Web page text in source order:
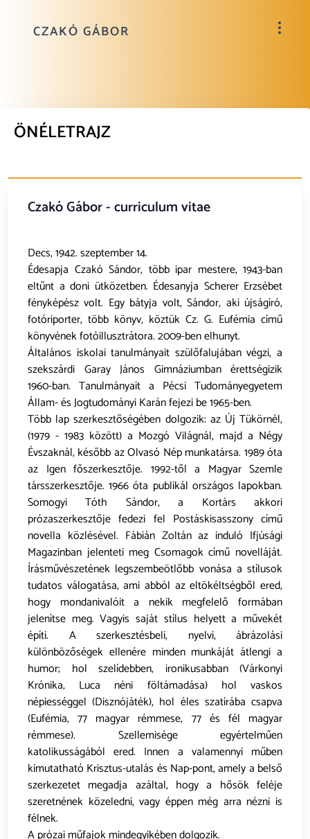
CZAKÓ GÁBOR
ÖNÉLETRAJZ
Czakó Gábor - curriculum vitae
Decs, 1942. szeptember 14.
Édesapja Czakó Sándor, több ipar mestere, 1943-ban
eltűnt a doni ütközetben. Édesanyja Scherer Erzsébet
fényképész volt. Egy bátyja volt, Sándor, aki újságíró,
fotóriporter, több könyv, köztük Cz. G. Eufémia című
könyvének fotóillusztrátora. 2009-ben elhunyt.
Általános iskolai tanulmányait szülőfalujában végzi, a
szekszárdi Garay János Gimnáziumban érettségizik
1960-ban. Tanulmányait a Pécsi Tudományegyetem
Állam- és Jogtudományi Karán fejezi be 1965-ben.
Több lap szerkesztőségében dolgozik: az Új Tükörnél,
(1979 - 1983 között) a Mozgó Világnál, majd a Négy
Évszaknál, később az Olvasó Nép munkatársa. 1989 óta
az Igen főszerkesztője. 1992-től a Magyar Szemle
társszerkesztője. 1966 óta publikál országos lapokban.
Somogyi Tóth Sándor, a Kortárs akkori
prózaszerkesztője fedezi fel Postáskisasszony című
novella közlésével. Fábián Zoltán az induló Ifjúsági
Magazinban jelenteti meg Csomagok című novelláját.
Írásművészetének legszembeötlőbb vonása a stílusok
tudatos válogatása, ami abból az eltökéltségből ered,
hogy mondanivalóit a nekik megfelelő formában
jelenítse meg. Vagyis saját stílus helyett a művekét
építi. A szerkesztésbeli, nyelvi, ábrázolási
különbözőségek ellenére minden munkáját átlengi a
humor; hol szelídebben, ironikusabban (Várkonyi
Krónika, Luca néni föltámadása) hol vaskos
népiességgel (Disznójáték), hol éles szatírába csapva
(Eufémia, 77 magyar rémmese, 77 és fél magyar
rémmese). Szellemisége egyértelműen
katolikusságából ered. Innen a valamennyi műben
kimutatható Krisztus-utalás és Nap-pont, amely a belső
szerkezetet megadja azáltal, hogy a hősök feléje
szeretnének közeledni, vagy éppen még arra nézni is
félnek.
A prózai műfajok mindegyikében dolgozik.